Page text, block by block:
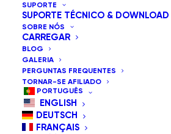
SUPORTE
SUPORTE TÉCNICO & DOWNLOAD
SOBRE NÓS
CARREGAR
BLOG
GALERIA
PERGUNTAS FREQUENTES
TORNAR-SE AFILIADO
PORTUGUÊS
ENGLISH
DEUTSCH
FRANÇAIS
inclui uma garantia de reembolso
garantia de um ano.
Mostrar tudo
Ordenar por
Ordenar por mais
Ordenar por preço: menor